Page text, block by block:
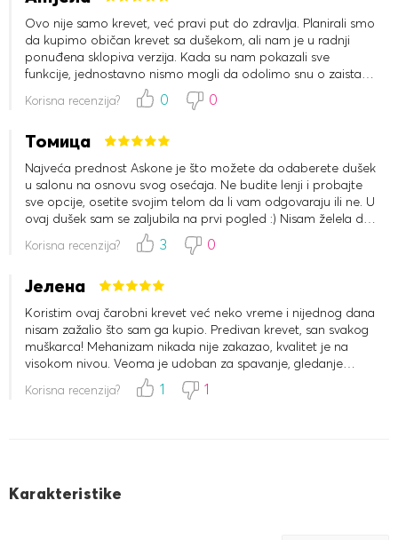
Ovo nije samo krevet, već pravi put do zdravlja. Planirali smo
da kupimo običan krevet sa dušekom, ali nam je u radnji
ponuđena sklopiva verzija. Kada su nam pokazali sve
funkcije, jednostavno nismo mogli da odolimo snu o zaista
zdravom spavanju. Kupili smo dve osnove i dušek, tako da
ako muž čita knjigu noću, dok ja spavam, nasloni mogu da
svakog od nas.
Korisna recenzija? 0 0
Томица
Najveća prednost Askone je što možete da odaberete dušek
u salonu na osnovu svog osećaja. Ne budite lenji i probajte
sve opcije, osetite svojim telom da li vam odgovaraju ili ne. U
ovaj dušek sam se zaljubila na prvi pogled :) Nisam želela da
ustanem, telo mi je šaptalo: „Još malo...“ :) Izbor dušeka je
poput pripreme za ozbiljnu vezu, tako da treba da uložite
nećete se osećati kao da ste na oblaku. Elastičan je, ali
ustati sa tvrdog dušeka. Naddušek je obavezan! Na kvalitetu
naddušeka ne treba štedeti. E da, i još jedna važna stvar. Mi
se ne ograničavamo samo spavanjem u krevetu, naš dušek
mora da izdrži i veće pritiske. Lateksno punjenje je vrlo
pouzdano i elastično. Dakle, moram reći, ovaj dušek je vrlo
udoban, i za spavanje i za odmor :)
Korisna recenzija? 3 0
Јелена
Koristim ovaj čarobni krevet već neko vreme i nijednog dana
nisam zažalio što sam ga kupio. Predivan krevet, san svakog
muškarca! Mehanizam nikada nije zakazao, kvalitet je na
visokom nivou. Veoma je udoban za spavanje, gledanje
televizije i jednostavno odmaranje. Preporučujem ga svima!
Korisna recenzija? 1 1
Karakteristike